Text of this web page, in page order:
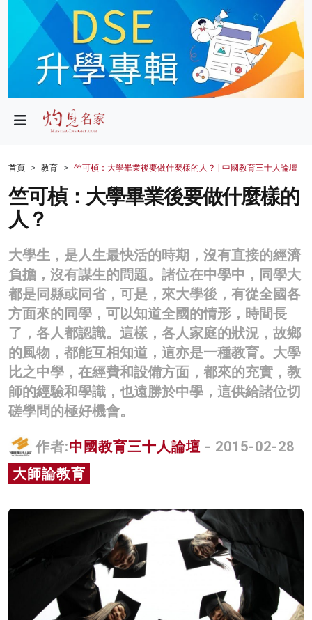
政局
財經
生活
健康
商業
科技
影片
名家榜
灼見活動
關於我們
首頁 教育 竺可楨：大學畢業後要做什麼樣的人？ | 中國教育三十人論壇
竺可楨：大學畢業後要做什麼樣的
人？
大學生，是人生最快活的時期，沒有直接的經濟
負擔，沒有謀生的問題。諸位在中學中，同學大
都是同縣或同省，可是，來大學後，有從全國各
方面來的同學，可以知道全國的情形，時間長
了，各人都認識。這樣，各人家庭的狀況，故鄉
的風物，都能互相知道，這亦是一種教育。大學
比之中學，在經費和設備方面，都來的充實，教
師的經驗和學識，也遠勝於中學，這供給諸位切
磋學問的極好機會。
作者:中國教育三十人論壇 - 2015-02-28
大師論教育